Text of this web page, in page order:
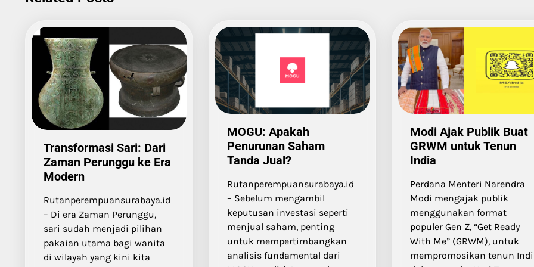
Transformasi Sari: Dari
Zaman Perunggu ke Era
Modern
Rutanperempuansurabaya.id
– Di era Zaman Perunggu,
sari sudah menjadi pilihan
pakaian utama bagi wanita
di wilayah yang kini kita
MOGU: Apakah
Penurunan Saham
Tanda Jual?
Rutanperempuansurabaya.id
– Sebelum mengambil
keputusan investasi seperti
menjual saham, penting
untuk mempertimbangkan
analisis fundamental dari
Modi Ajak Publik Buat
GRWM untuk Tenun
India
Perdana Menteri Narendra
Modi mengajak publik
menggunakan format
populer Gen Z, “Get Ready
With Me” (GRWM), untuk
mempromosikan tenun